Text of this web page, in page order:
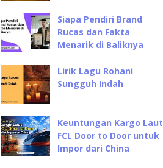
Siapa Pendiri Brand
Rucas dan Fakta
Menarik di Baliknya
Lirik Lagu Rohani
Sungguh Indah
Keuntungan Kargo Laut
FCL Door to Door untuk
Impor dari China